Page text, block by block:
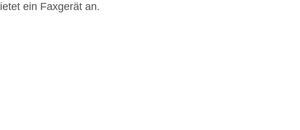
ein Faxgerät an.